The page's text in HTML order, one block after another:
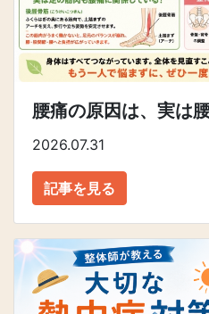
腰痛の原因は、実は
2026.07.31
記事を見る